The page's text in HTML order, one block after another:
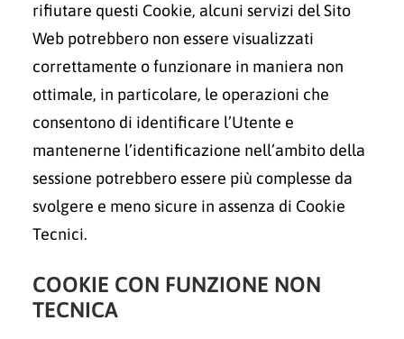
rifiutare questi Cookie, alcuni servizi del Sito
Web potrebbero non essere visualizzati
correttamente o funzionare in maniera non
ottimale, in particolare, le operazioni che
consentono di identificare l’Utente e
mantenerne l’identificazione nell’ambito della
sessione potrebbero essere più complesse da
svolgere e meno sicure in assenza di Cookie
Tecnici.
COOKIE CON FUNZIONE NON
TECNICA